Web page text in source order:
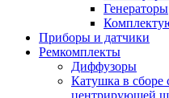
Генераторы
Приборы и датчики
Ремкомплекты
Диффузоры
Катушка в сборе
центрирующей